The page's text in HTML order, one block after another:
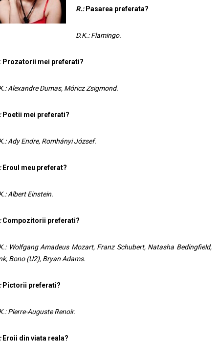
R.:Pasarea preferata?
D.K.: Flamingo.
Prozatorii mei preferati?
Alexandre Dumas, Móricz Zsigmond.
Poetii mei preferati?
Ady Endre, Romhányi József.
Eroul meu preferat?
Albert Einstein.
Compozitorii preferati?
Wolfgang Amadeus Mozart, Franz Schubert, Natasha Bedingfield,
Bono (U2), Bryan Adams.
Pictorii preferati?
Pierre-Auguste Renoir.
Eroii din viata reala?